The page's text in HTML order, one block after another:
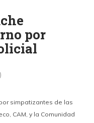
por
simpatizantes de las
CAM, y la Comunidad